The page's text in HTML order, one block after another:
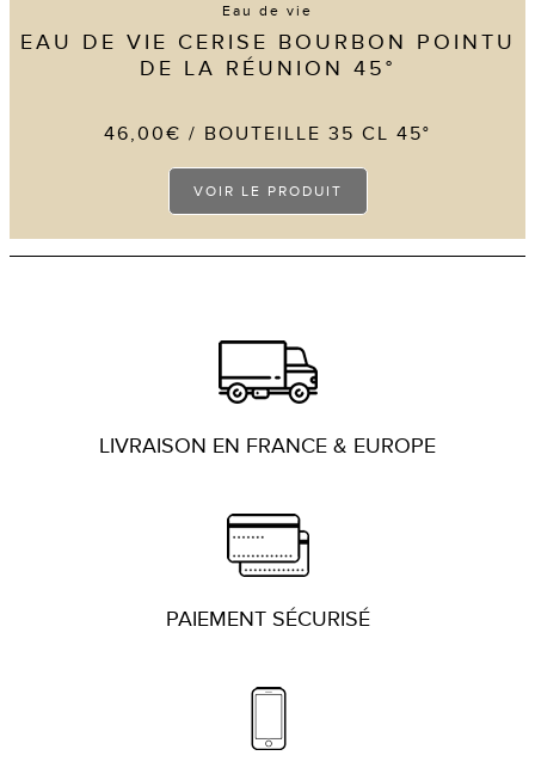
Eau de vie
EAU DE VIE CERISE BOURBON POINTU
DE LA RÉUNION 45°
46,00€ / BOUTEILLE 35 CL 45°
VOIR LE PRODUIT
Ce
a
variations.
produit
LIVRAISON EN FRANCE & EUROPE
PAIEMENT SÉCURISÉ